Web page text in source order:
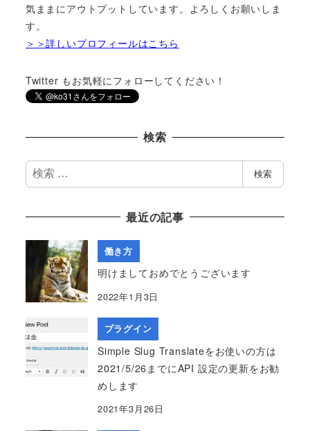
気ままにアウトプットしています。よろしくお願いしま
す。
＞＞詳しいプロフィールはこちら
Twitter もお気軽にフォローしてください！
検索
検
索
検索
最近の記事
働き方
明けましておめでとうございます
2022年1月3日
プラグイン
Simple Slug Translateをお使いの方は
2021/5/26までにAPI 設定の更新をお勧
めします
2021年3月26日